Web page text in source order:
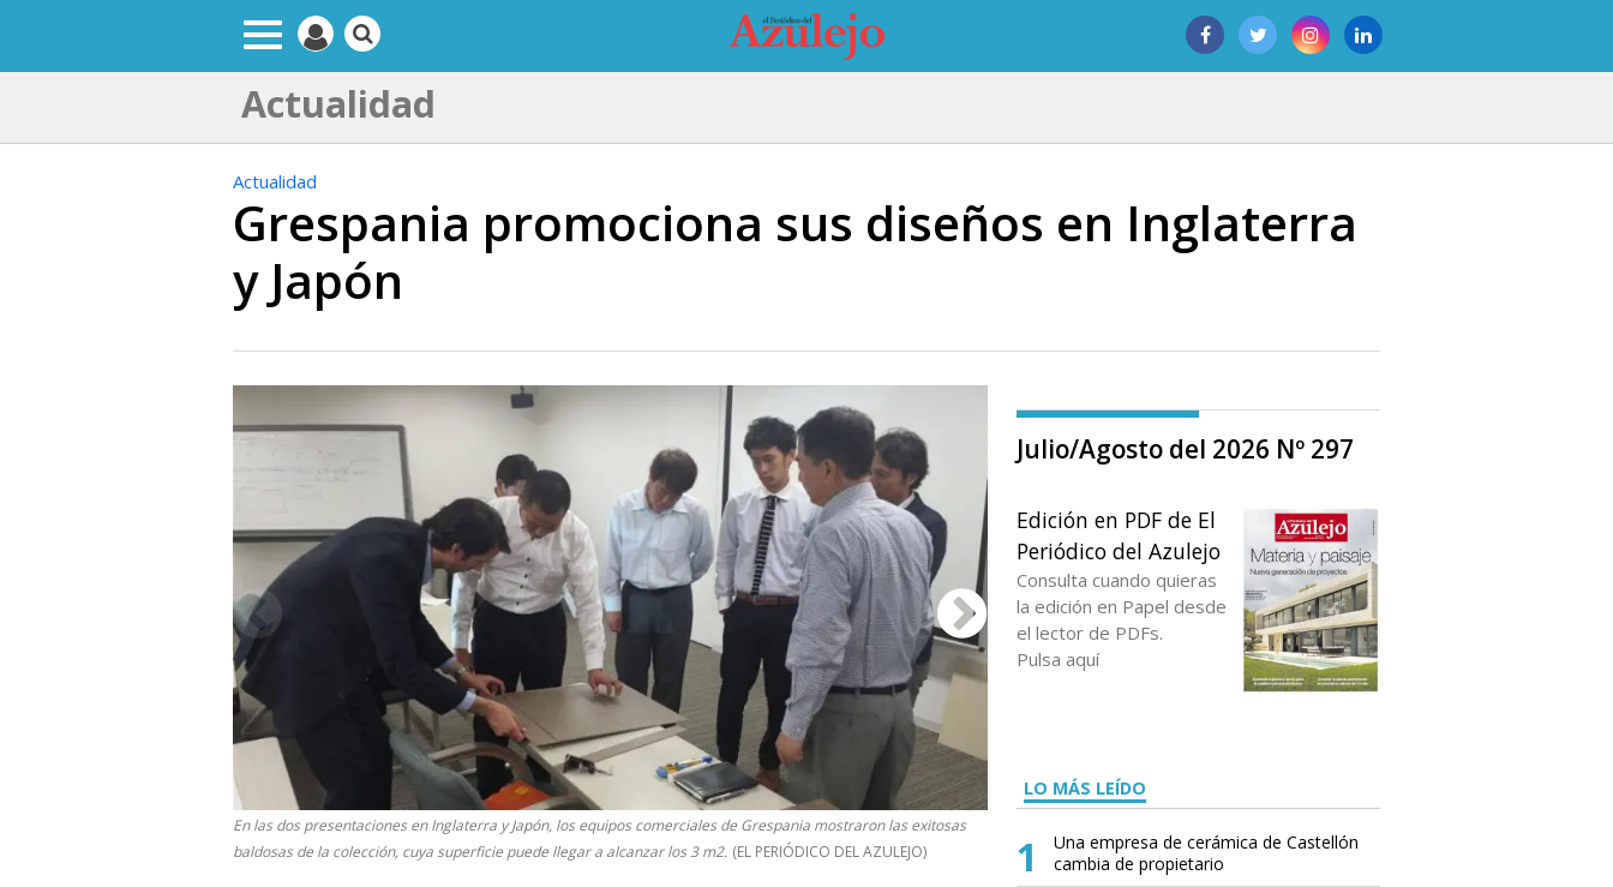
Actualidad
Actualidad
Grespania promociona sus diseños en Inglaterra
y Japón
En las dos presentaciones en Inglaterra y Japón, los equipos comerciales de Grespania mostraron las exitosas
baldosas de la colección, cuya superficie puede llegar a alcanzar los 3 m2. (EL PERIÓDICO DEL AZULEJO)
baldosas de la colección, cuya superficie puede llegar a alcanzar los 3 m2.
Julio/Agosto del 2026 Nº 297
Edición en PDF de El
Periódico del Azulejo
Consulta cuando quieras
la edición en Papel desde
el lector de PDFs.
Pulsa aquí
LO MÁS LEÍDO
1
Una empresa de cerámica de Castellón
cambia de propietario